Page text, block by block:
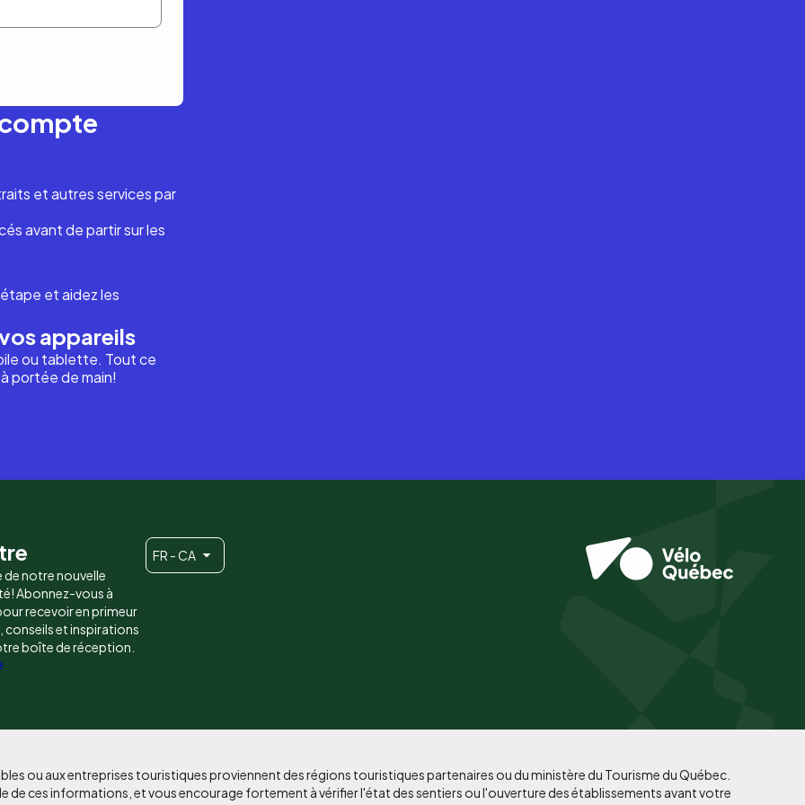
et autres services par
avant de partir sur les
et aidez les
appareils
ou tablette. Tout ce
portée de main!
de notre nouvelle
Abonnez-vous à
recevoir en primeur
conseils et inspirations
boîte de réception.
FR - CA
ou aux entreprises touristiques proviennent des régions touristiques partenaires ou du ministère du Tourisme du Québec.
de ces informations, et vous encourage fortement à vérifier l'état des sentiers ou l'ouverture des établissements avant votre